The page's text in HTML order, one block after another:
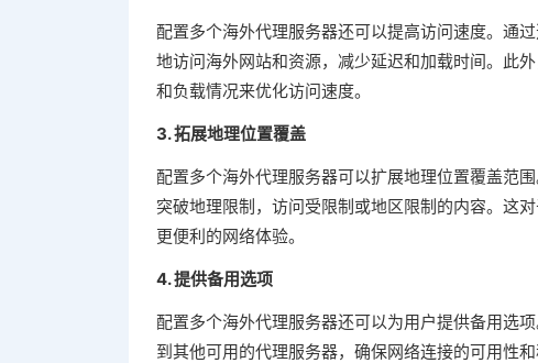
配置多个海外代理服务器还可以提高访问速度。通
地访问海外网站和资源，减少延迟和加载时间。此
和负载情况来优化访问速度。
3. 拓展地理位置覆盖
配置多个海外代理服务器可以扩展地理位置覆盖范
突破地理限制，访问受限制或地区限制的内容。这
更便利的网络体验。
4. 提供备用选项
配置多个海外代理服务器还可以为用户提供备用选
到其他可用的代理服务器，确保网络连接的可用性